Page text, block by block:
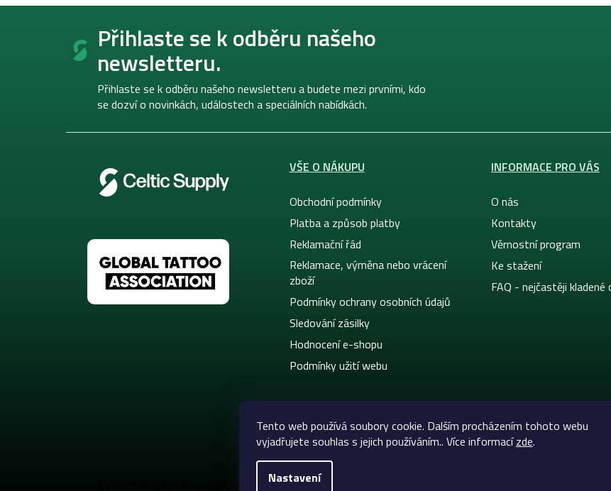
Tento web používá soubory cookie. Dalším procházením tohoto webu
vyjadřujete souhlas s jejich používáním.. Více informacízde.
Nastavení
Z
Přihlaste se k odběru našeho
newsletteru.
Přihlaste se k odběru našeho newsletteru a budete mezi prvními, kdo
se dozví o novinkách, událostech a speciálních nabídkách.
VŠE O NÁKUPU
Obchodní podmínky
Platba a způsob platby
Reklamační řád
Reklamace, výměna nebo vrácení
zboží
Podmínky ochrany osobních údajů
Sledování zásilky
Hodnocení e-shopu
Podmínky užití webu
INFORMACE PRO VÁS
O nás
Kontakty
Věrnostní program
Ke stažení
FAQ - nejčastěji
Copyright 2026Celtic-Supply.cz | Vše pro tetování a permanentní